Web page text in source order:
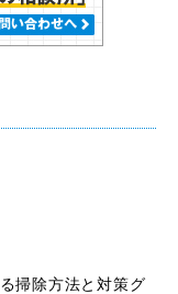
掃除方法と対策グ